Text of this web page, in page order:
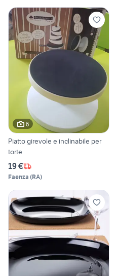
6
Piatto girevole e inclinabile per
torte
19 €
Faenza (RA)